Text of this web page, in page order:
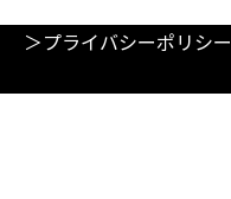
＞プライバシーポリシー